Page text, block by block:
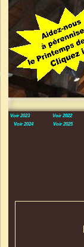
Voir 2023 Voir 2022
Voir 2024
Voir 2025